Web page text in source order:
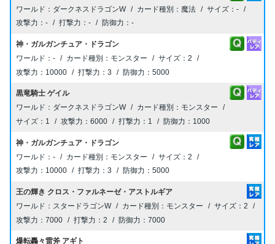
ダークネスドラゴンW
魔法
-
-
- -
神・ガルガンチュア・ドラゴン
-
モンスター
2
10000
3 5000
黒竜騎士 ゲイル
ダークネスドラゴンW
モンスター
1
6000 1 1000
神・ガルガンチュア・ドラゴン
-
モンスター
2
10000
3 5000
王の輝き クロス・ファルネーゼ・アストルギア
スタードラゴンW
モンスター
2
7000
2 7000
爆転轟々雷斧 アギト